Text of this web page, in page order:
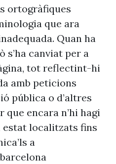
ortogràfiques
que ara
Quan ha
s’ha canviat per a
tot reflectint-hi
amb peticions
pública o d’altres
que encara n’hi hagi
estat localitzats fins
a